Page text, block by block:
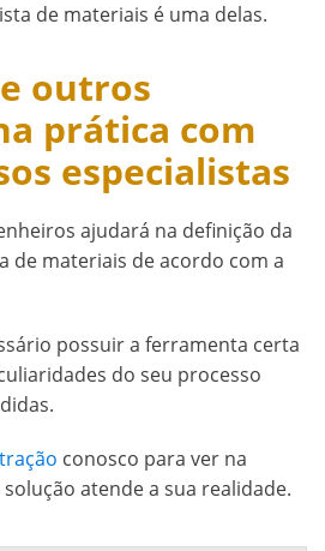
de materiais é uma delas.
outros
prática com
especialistas
ajudará na definição da
de materiais de acordo com a
possuir a ferramenta certa
do seu processo
conosco para ver na
atende a sua realidade.